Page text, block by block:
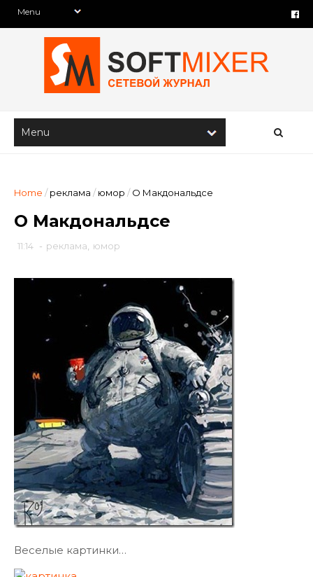
Home / реклама / юмор / О Макдональдсе
О Макдональдсе
11:14 - реклама юмор
Веселые картинки…